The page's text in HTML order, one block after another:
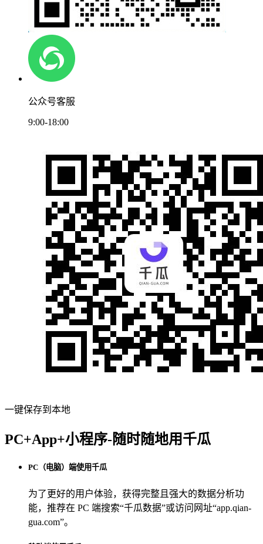
公众号客服
9:00-18:00
一键保存到本地
PC+App+小程序-随时随地用千瓜
PC（电脑）端使用千瓜
为了更好的用户体验，获得完整且强大的数据分析功
能，推荐在 PC 端搜索“千瓜数据”或访问网址“app.qian-
gua.com”。